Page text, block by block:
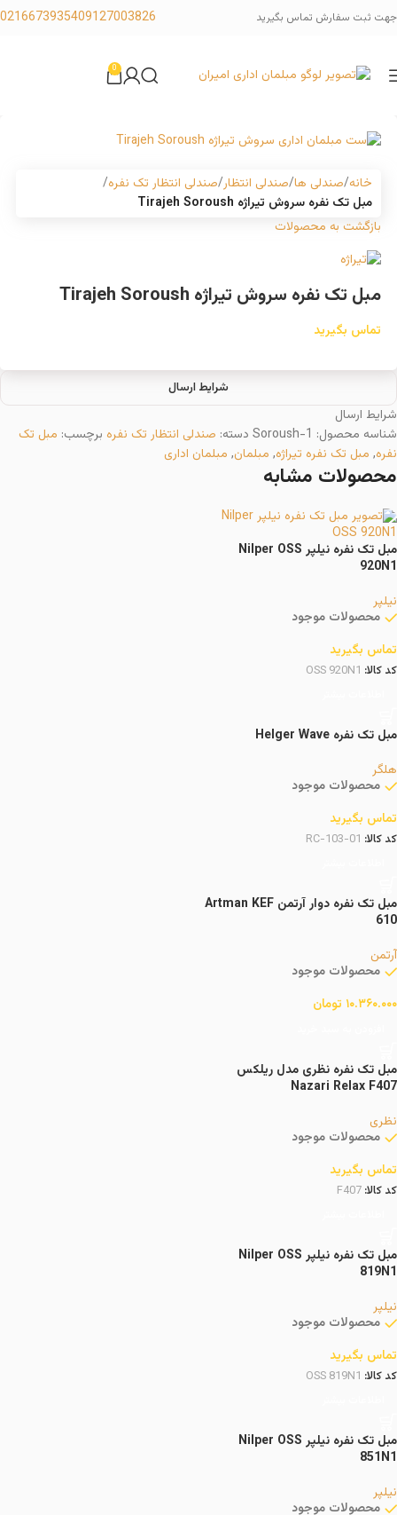
جهت ثبت سفارش تماس بگیرید 09127003826
02166739354
0
خانه صندلی ها صندلی انتظار صندلی انتظار تک نفره
مبل تک نفره سروش تیراژه Tirajeh Soroush
بازگشت به محصولات
مبل تک نفره سروش تیراژه Tirajeh Soroush
تماس بگیرید
شرایط ارسال
شرایط ارسال
شناسه محصول: Soroush-1 دسته: صندلی انتظار تک نفره برچسب: مبل تک
نفره, مبل تک نفره تیراژه, مبلمان, مبلمان اداری
محصولات مشابه
مبل تک نفره نیلپر Nilper OSS
920N1
نیلپر
محصولات موجود
تماس بگیرید
کد کالا: OSS 920N1
مبل تک نفره Helger Wave
هلگر
محصولات موجود
تماس بگیرید
کد کالا: RC-103-01
مبل تک نفره دوار آرتمن Artman KEF
610
آرتمن
محصولات موجود
۱۰.۳۶۰.۰۰۰ تومان
مبل تک نفره نظری مدل ریلکس
Nazari Relax F407
نظری
محصولات موجود
تماس بگیرید
کد کالا: F407
مبل تک نفره نیلپر Nilper OSS
819N1
نیلپر
محصولات موجود
تماس بگیرید
کد کالا: OSS 819N1
مبل تک نفره نیلپر Nilper OSS
851N1
نیلپر
محصولات موجود